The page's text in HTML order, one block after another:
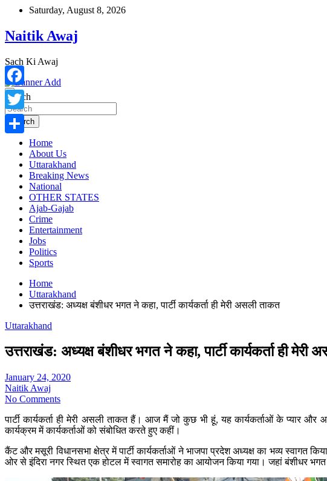
Skip
content
Saturday, August 8, 2026
Naitik Awaj
Sach Ki Awaj
Search
Search
Home
About Us
Uttarakhand
Breaking News
National
OTHER STATES
Ajab-Gajab
Crime
Entertainment
Jobs
Politics
Sports
Home
Uttarakhand
उत्तराखंड: अध्यक्ष बंशीधर भगत ने कहा, पार्टी कार्यकर्ता ही मेरी असली ताकत
Uttarakhand
उत्तराखंड: अध्यक्ष बंशीधर भगत ने कहा, पार्टी कार्यकर्ता ही मेरी
January 24, 2020
Naitik Awaj
No Comments
पार्टी कार्यकर्ता ही मेरी असली ताकत हैं। आज मैं जो कुछ भी हूं, यह कार्यकर्ताओं के प्यार
कार्यक्रम में कार्यकर्ताओं को संबोधित करते हुए कहीं।
कैंट और मसूरी विधानसभा क्षेत्र में पार्टी कार्यकर्ताओं ने भाजपा प्रदेश अध्यक्ष का भव्य
ओर से इंदिरा नगर स्थित एक होटल में स्वागत समारोह का आयोजन किया गया। जहां बंशीधर
Facebook
Twitter
Share